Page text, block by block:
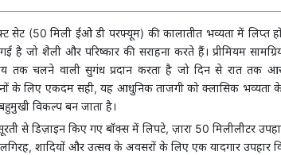
सेट (50 मिली ईओ डी परफ्यूम) की कालातीत भव्यता में लिप्त
है जो शैली और परिष्कार की सराहना करते हैं। प्रीमियम
तक चलने वाली सुगंध प्रदान करता है जो दिन से रात तक
के लिए एकदम सही, यह आधुनिक ताजगी को क्लासिक भव्यता
विकल्प बन जाता है।
से डिज़ाइन किए गए बॉक्स में लिपटे, ज़ारा 50 मिलीलीटर
शादियों और उत्सव के अवसरों के लिए एक यादगार